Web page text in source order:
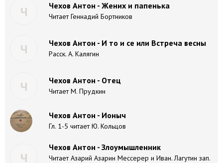
Ч Чехов Антон - Жених и папенька
Читает Геннадий Бортников
Ч Чехов Антон - И то и се или Встреча весны
Расск. А. Калягин
Ч Чехов Антон - Отец
Читает М. Прудкин
Чехов Антон - Ионыч
Гл. 1-5 читает Ю. Кольцов
Ч
Чехов Антон - Злоумышленник
Читает Азарий Азарин Мессерер и Иван. Лагутин зап.